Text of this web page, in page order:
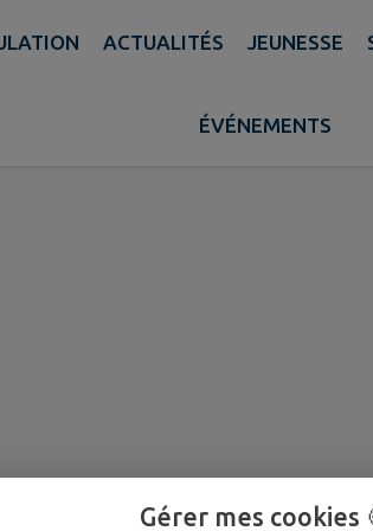
ACTUALITÉS JEUNESSE
ÉVÉNEMENTS
Gérer mes cookies